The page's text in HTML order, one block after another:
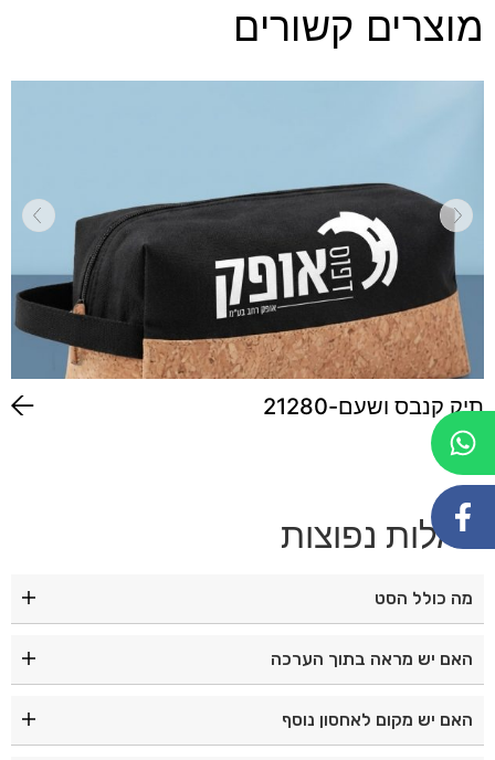
מוצרים קשורים
תיק קנבס ושעם-21280
שאלות נפוצות
מה כולל הסט
האם יש מראה בתוך הערכה
האם יש מקום לאחסון נוסף